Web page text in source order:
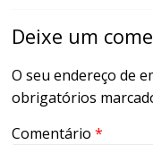
Deixe um
O seu endereço de
obrigatórios
Comentário*